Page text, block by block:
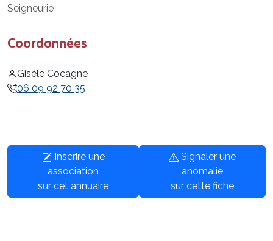
Seigneurie
Coordonnées
Gisèle Cocagne
06 09 92 70 35
Inscrire une
association
sur cet annuaire
Signaler une
anomalie
sur cette fiche